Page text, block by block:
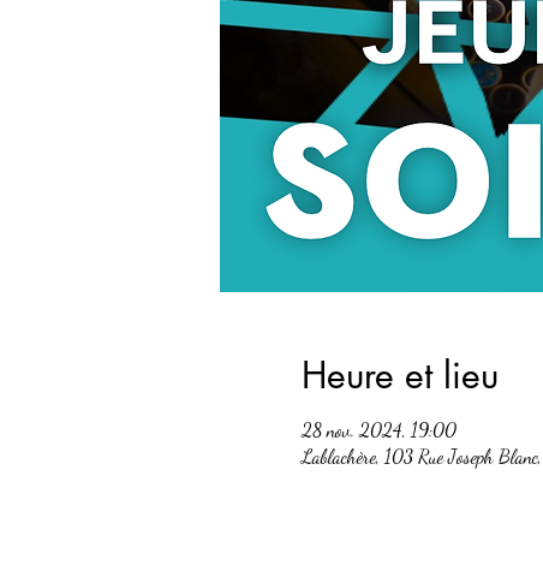
Heure et lieu
28 nov. 2024, 19:00
Lablachère, 103 Rue Joseph